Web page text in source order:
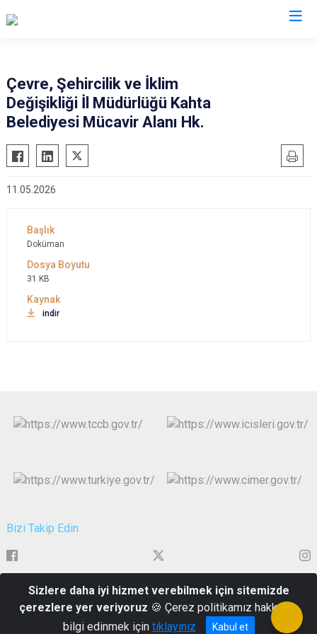
Çevre, Şehircilik ve İklim
Değişikliği İl Müdürlüğü Kahta
Belediyesi Mücavir Alanı Hk.
11.05.2026
Doküman
31 KB
indir
Bizi Takip Edin
Alitaşı Mahallesi Atatürk Bulvarı No.144
+90 (0416) 219 21 00 - (0416) 219 21 01-02-03-04
Sizlere daha iyi hizmet verebilmek için sitemizde
çerezlere yer veriyoruz 🍪 Çerez politikamız hakkında
bilgi edinmek için tıklayınız Kabul et